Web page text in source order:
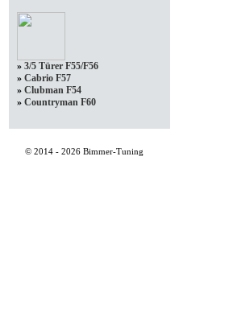
» 3/5 Türer F55/F56
» Cabrio F57
» Clubman F54
» Countryman F60
© 2014 - 2026 Bimmer-Tuning